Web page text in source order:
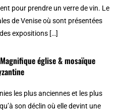
pour prendre un verre de vin. Le
de Venise où sont présentées
expositions […]
église & mosaïque
les plus anciennes et les plus
son déclin où elle devint une